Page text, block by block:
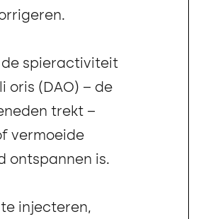
de spieractiviteit
oris (DAO) – de
trekt –
vermoeide
ontspannen is.
injecteren,